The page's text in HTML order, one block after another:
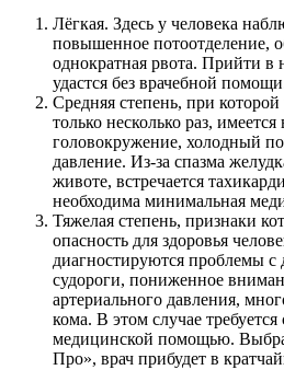
Лёгкая. Здесь у человека
повышенное потоотделение,
однократная рвота. Прийти в
удастся без врачебной
Средняя степень, при которой
только несколько раз,
головокружение, холодный
давление. Из-за спазма
животе, встречается
необходима минимальная
Тяжелая степень, признаки
опасность для здоровья
диагностируются проблемы с
судороги, пониженное
артериального давления,
кома. В этом случае требуется
медицинской помощью.
Про», врач прибудет в